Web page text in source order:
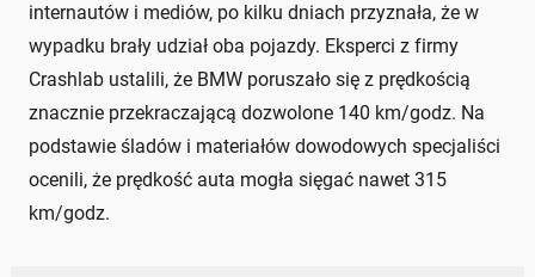
internautów i mediów, po kilku dniach przyznała, że w
wypadku brały udział oba pojazdy. Eksperci z firmy
Crashlab ustalili, że BMW poruszało się z prędkością
znacznie przekraczającą dozwolone 140 km/godz. Na
podstawie śladów i materiałów dowodowych specjaliści
ocenili, że prędkość auta mogła sięgać nawet 315
km/godz.